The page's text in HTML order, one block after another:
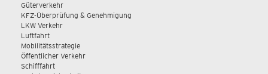
Güterverkehr
KFZ-Überprüfung & Genehmigung
LKW Verkehr
Luftfahrt
Mobilitätsstrategie
Öffentlicher Verkehr
Schifffahrt